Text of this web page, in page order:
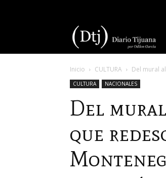
Inicio CULTURA Del mural
CULTURA NACIONALES
Del
que